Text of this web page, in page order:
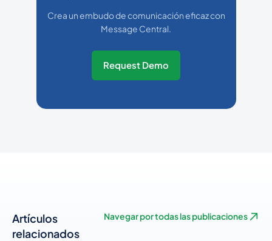
Crea un embudo de comunicación eficaz con
Message Central.
Request Demo
Artículos
relacionados
Navegar por todas las publicaciones